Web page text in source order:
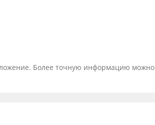
Более точную информацию